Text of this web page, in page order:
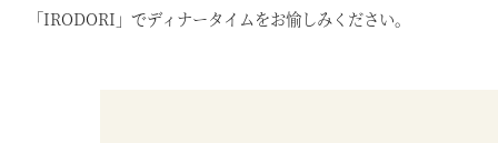
「IRODORI」でディナータイムをお愉しみください。